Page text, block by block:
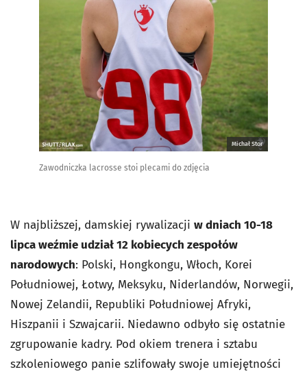
Michał Stor
Zawodniczka lacrosse stoi plecami do zdjęcia
W najbliższej, damskiej rywalizacji w dniach 10-18
lipca weźmie udział 12 kobiecych zespołów
narodowych: Polski, Hongkongu, Włoch, Korei
Południowej, Łotwy, Meksyku, Niderlandów, Norwegii,
Nowej Zelandii, Republiki Południowej Afryki,
Hiszpanii i Szwajcarii. Niedawno odbyło się ostatnie
zgrupowanie kadry. Pod okiem trenera i sztabu
szkoleniowego panie szlifowały swoje umiejętności